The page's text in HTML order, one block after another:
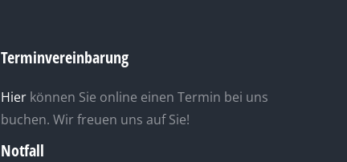
Terminvereinbarung
Hierkönnen Sie online einen Termin bei uns
buchen. Wir freuen uns auf Sie!
Notfall